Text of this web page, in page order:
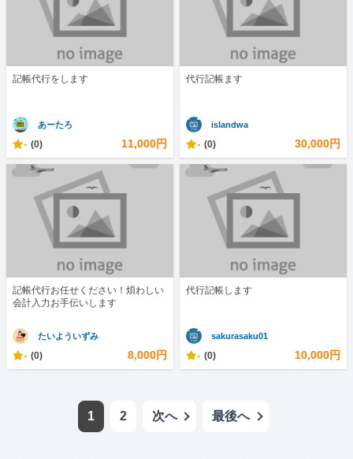
記帳代行をします
あーたろ
- (0) 11,000円
代行記帳ます
islandwa
- (0) 30,000円
記帳代行お任せください！煩わしい
会計入力お手伝いします
たいよういずみ
- (0) 8,000円
代行記帳します
sakurasaku01
- (0) 10,000円
1 2 次へ 最後へ